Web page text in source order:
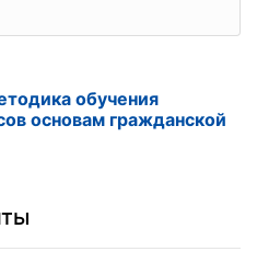
обучения
основам гражданской